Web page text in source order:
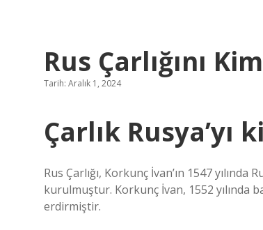
Rus Çarlığını
Tarih: Aralık 1, 2024
Çarlık Rusya’yı
Rus Çarlığı, Korkunç İvan’ın 1547
kurulmuştur. Korkunç İvan, 1552 yılında
erdirmiştir.